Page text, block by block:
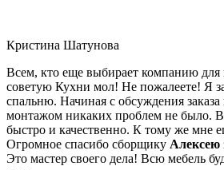
Кристина Шатунова
Всем, кто еще выбирает компанию для
советую Кухни мол! Не пожалеете! Я
спальню. Начиная с обсуждения заказа
монтажом никаких проблем не было.
быстро и качественно. К тому же мне
Огромное спасибо сборщику Алексею
Это мастер своего дела! Всю мебель